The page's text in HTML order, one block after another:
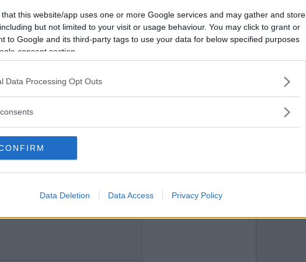
that this website/app uses one or more Google services and may gather and store
but not limited to your visit or usage behaviour. You may click to grant or
to Google and its third-party tags to use your data for below specified purposes
consent section.
Data Processing Opt Outs
Data Deletion Data Access Privacy Policy
Vill du bli
medlem?